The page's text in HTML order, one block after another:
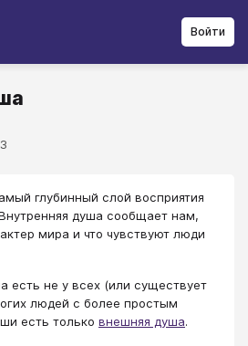
Войти
глубинный слой восприятия
душа сообщает нам,
мира и что чувствуют люди
есть не у всех (или существует
людей с более простым
есть только внешняя душа.